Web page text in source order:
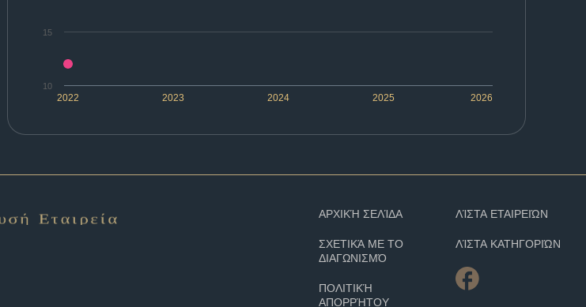
2022 2023 2024 2025 2026
10
15
ΑΡΧΙΚΉ ΣΕΛΊΔΑ
ΣΧΕΤΙΚΆ ΜΕ ΤΟ
ΔΙΑΓΩΝΙΣΜΌ
ΠΟΛΙΤΙΚΉ
ΑΠΟΡΡΉΤΟΥ
ΛΊΣΤΑ ΕΤΑΙΡΕΙΏΝ
ΛΊΣΤΑ ΚΑΤΗΓΟΡΙΏΝ